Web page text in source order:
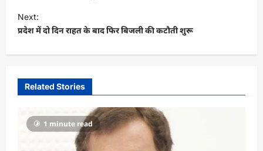
s
t
v
Next:
प्रदेश में दो दिन राहत के बाद फिर बिजली की कटौती शुरू
Related Stories
1 minute read